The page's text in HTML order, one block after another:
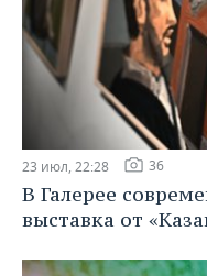
23 июл, 22:28 36
В Галерее
выставка от